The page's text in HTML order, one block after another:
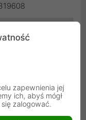
zapewnienia jej
ich, abyś mógł
zalogować.